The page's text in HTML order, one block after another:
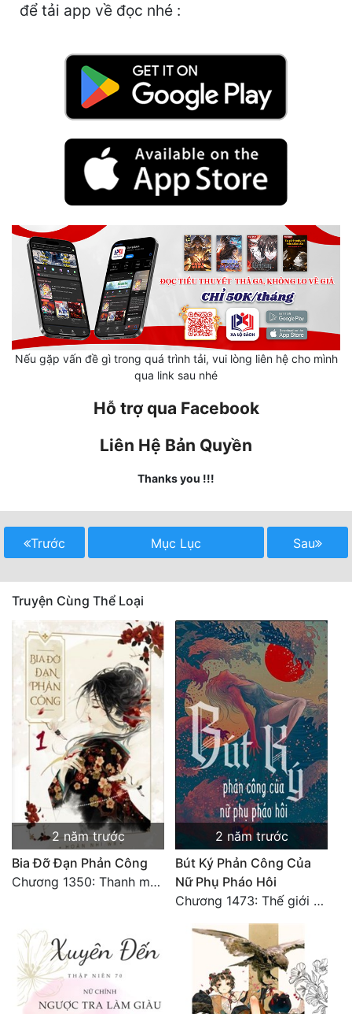
Khoa Huyễn Không Gian
Linh Dị
Làm Giàu
Lịch Sử
Mưu Mô
Nữ Phụ
Phong Thủy - Tâm Linh
Phản Phái
Quan Trường
Quân Sự
Sảng Văn
Thanh Xuân
Tiên Hiệp
Tiểu Thuyết
Triều Đấu
Trùng Sinh
Trọng Sinh
để tải app về đọc nhé :
Nếu gặp vấn đề gì trong quá trình tải, vui lòng liên hệ cho mình
qua link sau nhé
Hỗ trợ qua Facebook
Liên Hệ Bản Quyền
Thanks you !!!
Trước Mục Lục Sau
Truyện Cùng Thể Loại
2 năm trước
Bia Đỡ Đạn Phản Công
Chương 1350: Thanh mai trúc mã 18 end
2 năm trước
Bút Ký Phản Công Của
Nữ Phụ Pháo Hôi
Chương 1473: Thế giới vườn trường 13